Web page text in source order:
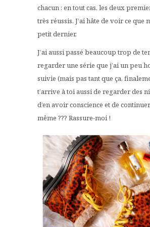
chacun : en tout cas, les deux
très réussis. J’ai hâte de voir ce que
petit dernier.
J’ai aussi passé beaucoup trop de
regarder une série que j’ai un peu
suivie (mais pas tant que ça,
t’arrive à toi aussi de regarder des
d’en avoir conscience et de
même ??? Rassure-moi !